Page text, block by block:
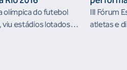
olímpica do futebol
viu estádios lotados
III Fórum
atletas e